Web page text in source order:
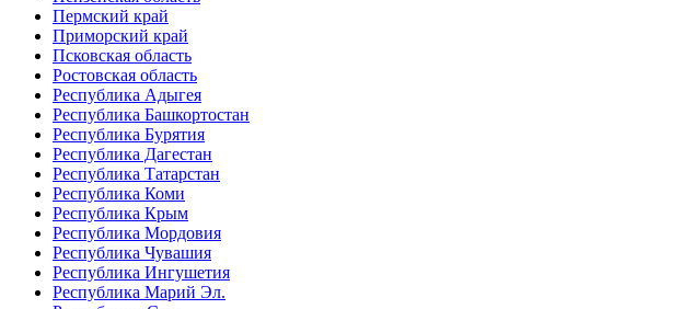
Пермский край
Приморский край
Псковская область
Ростовская область
Республика Адыгея
Республика Башкортостан
Республика Бурятия
Республика Дагестан
Республика Татарстан
Республика Коми
Республика Крым
Республика Мордовия
Республика Чувашия
Республика Ингушетия
Республика Марий Эл.